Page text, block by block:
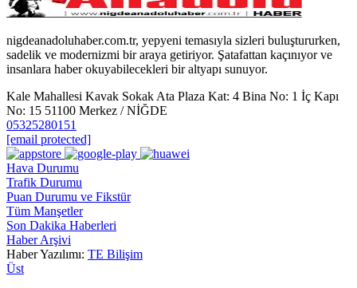
nigdeanadoluhaber.com.tr, yepyeni temasıyla sizleri buluştururken,
sadelik ve modernizmi bir araya getiriyor. Şatafattan kaçınıyor ve
insanlara haber okuyabilecekleri bir altyapı sunuyor.
Kale Mahallesi Kavak Sokak Ata Plaza Kat: 4 Bina No: 1 İç Kapı
No: 15 51100 Merkez / NİĞDE
05325280151
[email protected]
Hava Durumu
Trafik Durumu
Puan Durumu ve Fikstür
Tüm Manşetler
Son Dakika Haberleri
Haber Arşivi
Haber Yazılımı: TE Bilişim
Üst